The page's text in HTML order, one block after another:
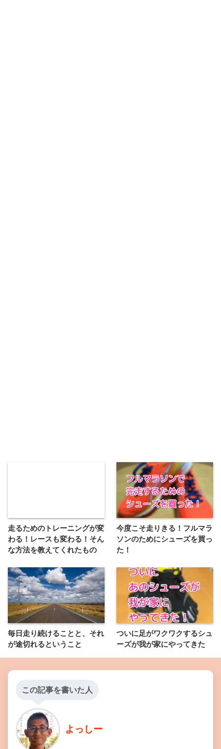
走るためのトレーニングが変
わる！レースも変わる！そん
な方法を教えてくれたもの
今度こそ走りきる！フルマラ
ソンのためにシューズを買っ
た！
毎日走り続けることと、それ
が途切れるということ
ついに足がワクワクするシュ
ーズが我が家にやってきた
この記事を書いた人
よっしー